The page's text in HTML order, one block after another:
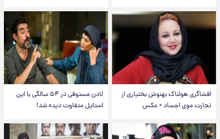
افشاگری هولناک بهنوش بختیاری از
تجارت موی اجساد + عکس
لادن مستوفی در ۵۴ سالگی با این
استایل متفاوت دیده شد!